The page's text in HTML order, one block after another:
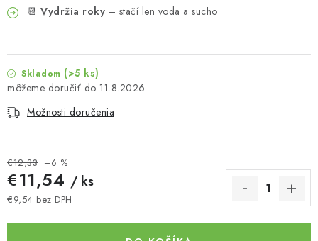
📆 Vydržia roky – stačí len voda a sucho
Skladom (>5 ks)
11.8.2026
Možnosti doručenia
€12,33 –6 %
€11,54 / ks
€9,54 bez DPH